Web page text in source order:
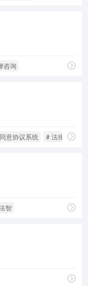
咨询
意协议系统 # 法律咨询
智